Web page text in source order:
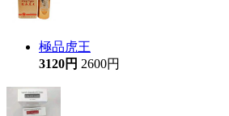
極品虎王
3120円 2600円